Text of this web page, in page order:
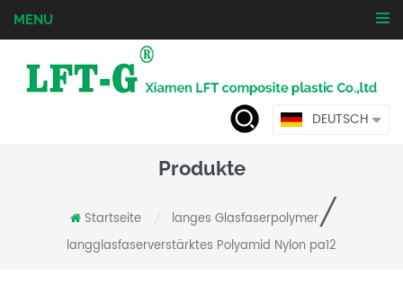
MENU
DEUTSCH
Produkte
Startseite langes Glasfaserpolymer/
langglasfaserverstärktes Polyamid Nylon pa12